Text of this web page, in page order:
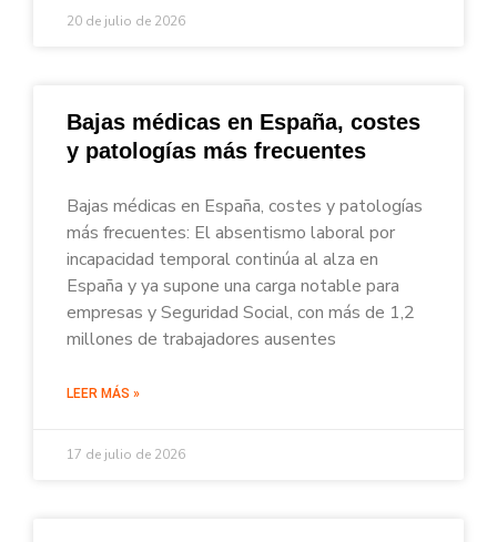
20 de julio de 2026
Bajas médicas en España, costes
y patologías más frecuentes
Bajas médicas en España, costes y patologías
más frecuentes: El absentismo laboral por
incapacidad temporal continúa al alza en
España y ya supone una carga notable para
empresas y Seguridad Social, con más de 1,2
millones de trabajadores ausentes
LEER MÁS »
17 de julio de 2026